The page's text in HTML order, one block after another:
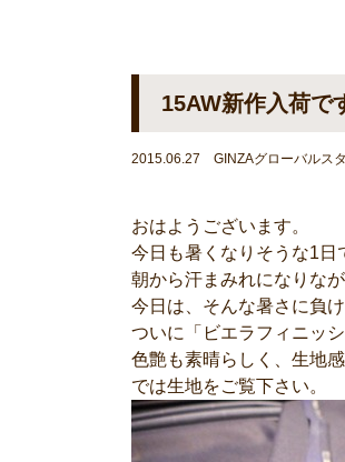
15AW新作入荷で
2015.06.27 GINZAグローバルス
おはようございます。
今日も暑くなりそうな1日
朝から汗まみれになりな
今日は、そんな暑さに負
ついに「ビエラフィニッ
色艶も素晴らしく、生地
では生地をご覧下さい。